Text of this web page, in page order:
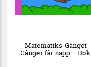
Matematiks-Gänget
Gånger får napp – Bok